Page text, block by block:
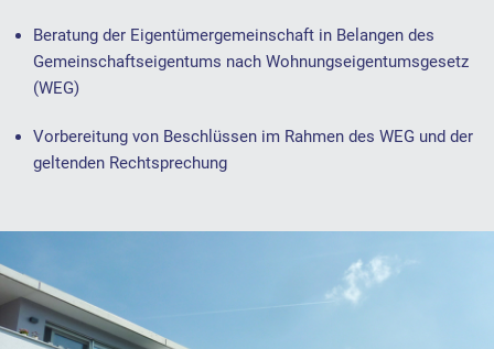
Beratung der Eigentümergemeinschaft in Belangen des
Gemeinschaftseigentums nach Wohnungseigentumsgesetz
(WEG)
Vorbereitung von Beschlüssen im Rahmen des WEG und der
geltenden Rechtsprechung